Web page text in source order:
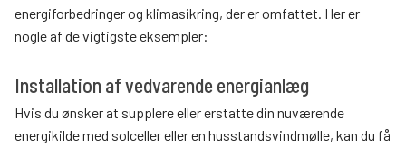
energiforbedringer og klimasikring, der er omfattet. Her er
nogle af de vigtigste eksempler:
Installation af vedvarende energianlæg
Hvis du ønsker at supplere eller erstatte din nuværende
energikilde med solceller eller en husstandsvindmølle, kan du få